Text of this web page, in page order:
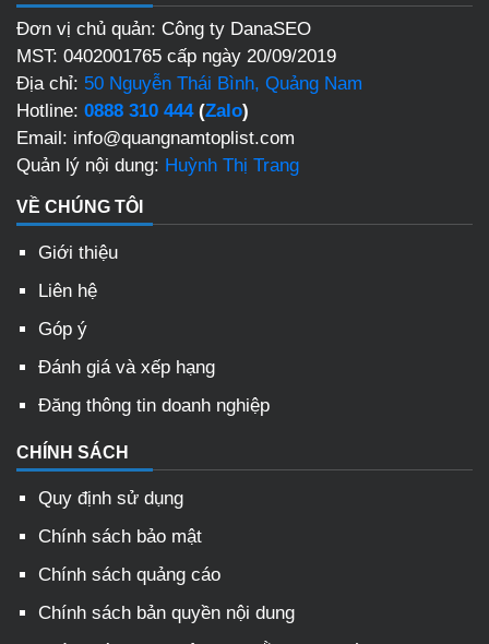
Đơn vị chủ quản: Công ty DanaSEO
MST: 0402001765 cấp ngày 20/09/2019
Địa chỉ: 50 Nguyễn Thái Bình, Quảng Nam
Hotline: 0888 310 444(Zalo)
Email: info@quangnamtoplist.com
Quản lý nội dung: Huỳnh Thị Trang
VỀ CHÚNG TÔI
Giới thiệu
Liên hệ
Góp ý
Đánh giá và xếp hạng
Đăng thông tin doanh nghiệp
CHÍNH SÁCH
Quy định sử dụng
Chính sách bảo mật
Chính sách quảng cáo
Chính sách bản quyền nội dung